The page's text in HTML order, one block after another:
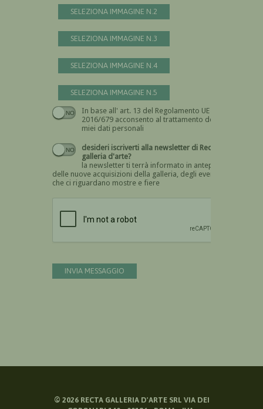
SELEZIONA IMMAGINE N.2
SELEZIONA IMMAGINE N.3
SELEZIONA IMMAGINE N.4
SELEZIONA IMMAGINE N.5
In base all' art. 13 del Regolamento UE n.
2016/679 acconsento al trattamento dei
miei dati personali
Devi dare il consenso
desideri iscriverti alla newsletter di Recta
galleria d'arte?
la newsletter ti terrà informato in anteprima
delle nuove acquisizioni della galleria, degli eventi
che ci riguardano mostre e fiere
INVIA MESSAGGIO
© 2026RECTA GALLERIA D'ARTE SRL VIA DEI